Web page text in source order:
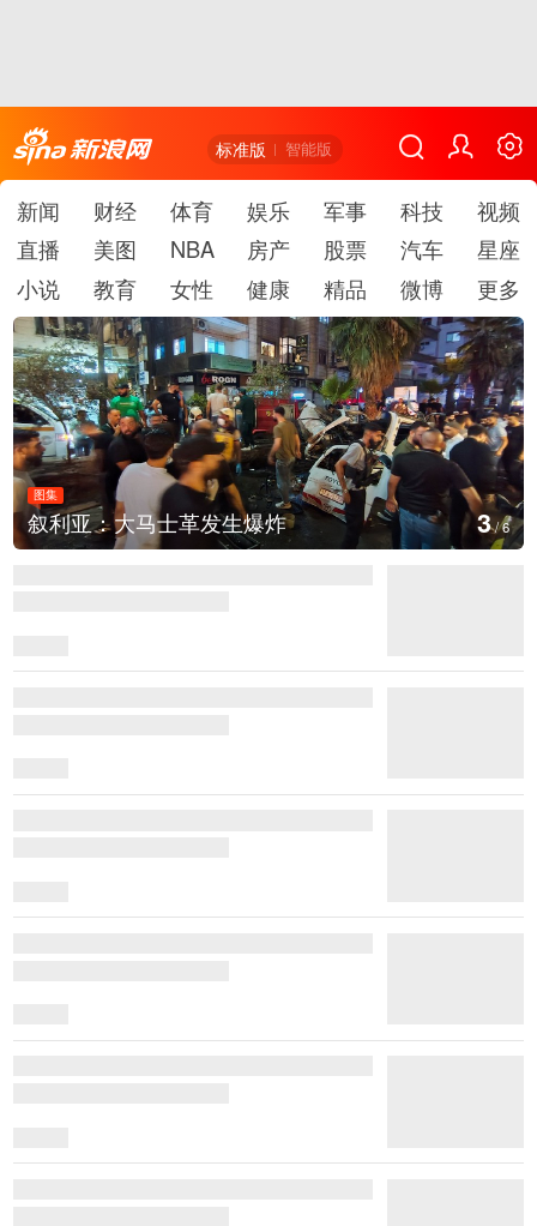
标准版 智能版
新闻 财经 体育 娱乐 军事 科技
视频
直播
美图 NBA 房产 股票 汽车
星座
小说
教育 女性 健康 精品 微博 更多
图集
叙利亚：大马士革发生爆炸 3/6